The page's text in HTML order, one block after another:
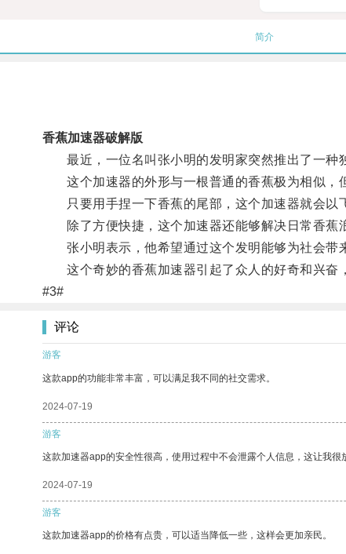
简介
香蕉加速器破解版
最近，一位名叫张小明的发明家突然推出了一种
这个加速器的外形与一根普通的香蕉极为相似，
只要用手捏一下香蕉的尾部，这个加速器就会以
除了方便快捷，这个加速器还能够解决日常香蕉
张小明表示，他希望通过这个发明能够为社会带
这个奇妙的香蕉加速器引起了众人的好奇和兴奋
#3#
评论
游客
这款app的功能非常丰富，可以满足我不同的社交需求。
2024-07-19
游客
这款加速器app的安全性很高，使用过程中不会泄露个人信息，这让我
2024-07-19
游客
这款加速器app的价格有点贵，可以适当降低一些，这样会更加亲民。